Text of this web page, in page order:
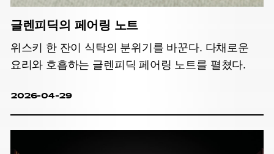
글렌피딕의 페어링 노트
위스키 한 잔이 식탁의 분위기를 바꾼다. 다채로운
요리와 호흡하는 글렌피딕 페어링 노트를 펼쳤다.
2026-04-29